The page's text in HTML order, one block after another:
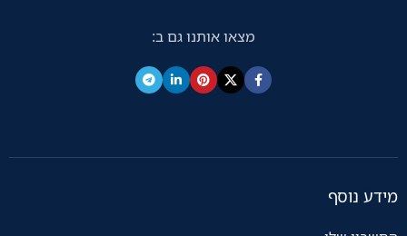
מצאו אותנו גם ב:
מידע נוסף